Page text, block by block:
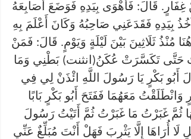
قَالَ: فَأَهْوَى بِيَدِهِ فَوَضَعَ أَصَابِعَهُ
بِيَدِهِ فَقَدَعَنِي صَاحِبُهُ وَكَانَ أَعْلَمَ بِهِ
ثَلَاثِينَ بَيْنَ لَيْلَةٍ وَيَوْمٍ. قَالَ: فَمَنْ
حَتَّى تَكَسَّرَتْ عُكَنُ(انثنت) بَطْنِي وَمَا
أَبُو بَكْرٍ يَا رَسُولَ اللَّهِ ائْذَنْ لِي فِي
مَعَهُمَا فَفَتَحَ أَبُو بَكْرٍ بَابًا
ثُمَّ غَبَرْتُ مَا غَبَرْتُ ثُمَّ أَتَيْتُ رَسُولَ
أُرَاهَا إِلَّا يَثْرِبَ فَهَلْ أَنْتَ مُبَلِّغٌ عَنِّي